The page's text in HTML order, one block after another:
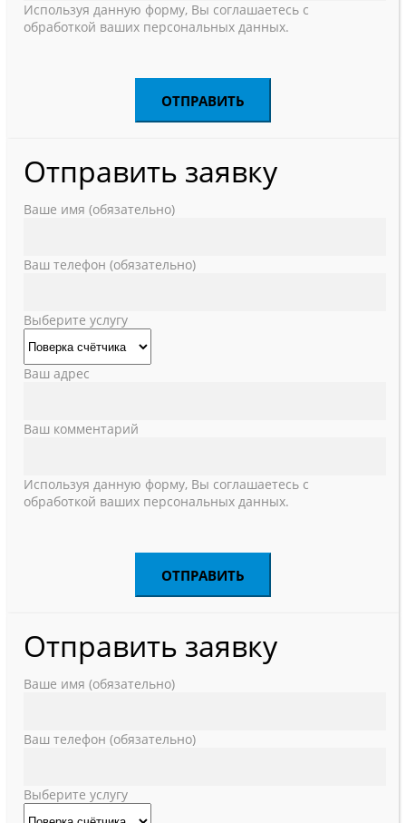
Используя данную форму, Вы соглашаетесь с
обработкой ваших персональных данных.
Отправить заявку
Ваше имя (обязательно)
Ваш телефон (обязательно)
Выберите услугу
Ваш адрес
Ваш комментарий
Используя данную форму, Вы соглашаетесь с
обработкой ваших персональных данных.
Отправить заявку
Ваше имя (обязательно)
Ваш телефон (обязательно)
Выберите услугу